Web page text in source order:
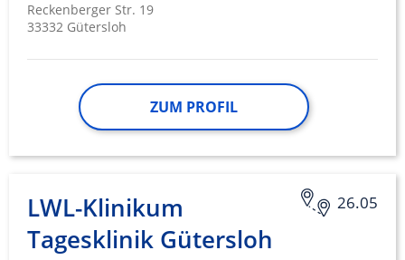
Reckenberger Str. 19
33332 Gütersloh
ZUM PROFIL
26.05
LWL-Klinikum
Tagesklinik Gütersloh